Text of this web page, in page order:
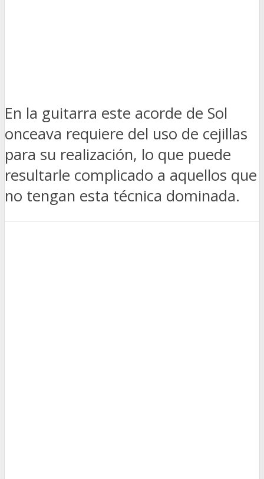
En la guitarra este acorde de Sol
onceava requiere del uso de cejillas
para su realización, lo que puede
resultarle complicado a aquellos que
no tengan esta técnica dominada.